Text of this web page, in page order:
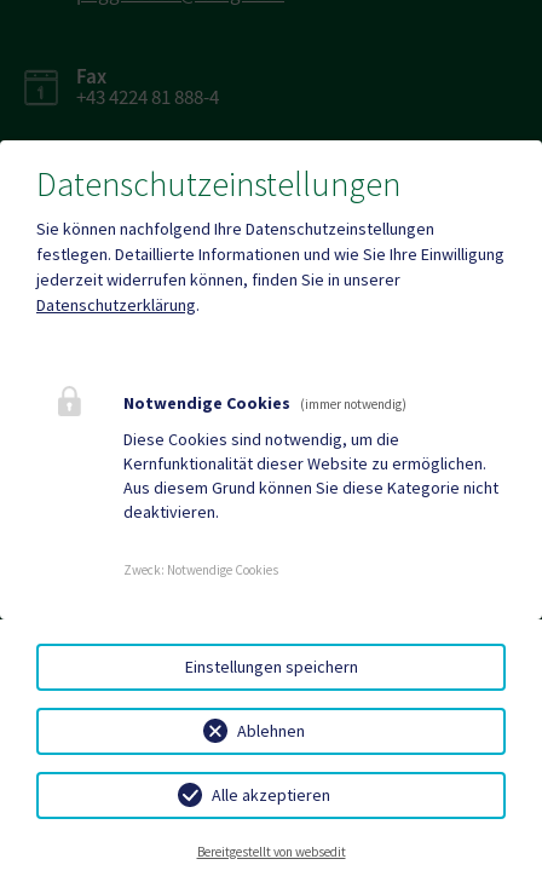
Fax
+43 4224 81 888-4
Parteienverkehr
Heute , 07:30 Uhr – 12:00 Uhr, 13:00 Uhr - 16:00 Uhr
Quicklinks
Gemeindezeitung
Neuigkeiten
AMTSSIGNATUR|BARRIEREFREIHEIT|DATENSCHUTZ|
SITEMAP|IMPRESSUM
Datenschutzeinstellungen
Sie können nachfolgend Ihre Datenschutzeinstellungen
festlegen. Detaillierte Informationen und wie Sie Ihre Einwilligung
jederzeit widerrufen können, finden Sie in unserer
Datenschutzerklärung.
Notwendige Cookies (immer notwendig)
Diese Cookies sind notwendig, um die
Kernfunktionalität dieser Website zu ermöglichen.
Aus diesem Grund können Sie diese Kategorie nicht
deaktivieren.
Zweck: Notwendige Cookies
Ablehnen
Einstellungen speichern
Alle akzeptieren
Bereitgestellt von websedit